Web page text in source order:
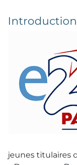
Introduction
jeunes titulaires